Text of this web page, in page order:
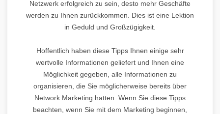
Netzwerk erfolgreich zu sein, desto mehr Geschäfte
werden zu Ihnen zurückkommen. Dies ist eine Lektion
in Geduld und Großzügigkeit.
Hoffentlich haben diese Tipps Ihnen einige sehr
wertvolle Informationen geliefert und Ihnen eine
Möglichkeit gegeben, alle Informationen zu
organisieren, die Sie möglicherweise bereits über
Network Marketing hatten. Wenn Sie diese Tipps
beachten, wenn Sie mit dem Marketing beginnen,